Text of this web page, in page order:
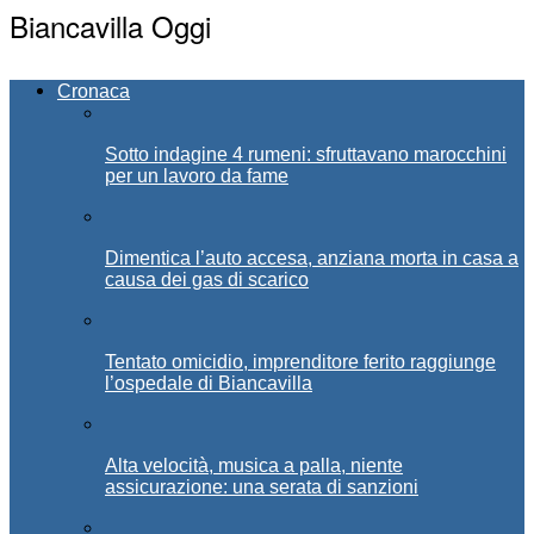
Biancavilla Oggi
Cronaca
Sotto indagine 4 rumeni: sfruttavano marocchini
per un lavoro da fame
Dimentica l’auto accesa, anziana morta in casa a
causa dei gas di scarico
Tentato omicidio, imprenditore ferito raggiunge
l’ospedale di Biancavilla
Alta velocità, musica a palla, niente
assicurazione: una serata di sanzioni